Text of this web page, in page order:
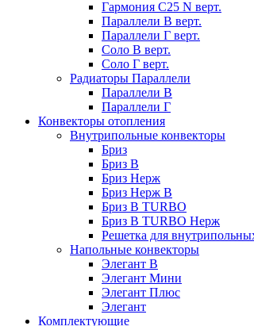
Гармония С25 N верт.
Параллели В верт.
Параллели Г верт.
Соло В верт.
Соло Г верт.
Радиаторы Параллели
Параллели В
Параллели Г
Конвекторы отопления
Внутрипольные конвекторы
Бриз
Бриз В
Бриз Нерж
Бриз Нерж В
Бриз В TURBO
Бриз В TURBO Нерж
Решетка для
Напольные конвекторы
Элегант В
Элегант Мини
Элегант Плюс
Элегант
Комплектующие